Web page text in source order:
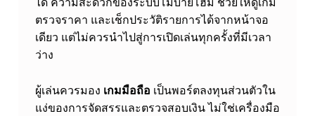
ได้ ความสะดวกของระบบโมบายโฮม ช่วยให้ดูเกม
ตรวจราคา และเช็กประวัติรายการได้จากหน้าจอ
เดียว แต่ไม่ควรนำไปสู่การเปิดเล่นทุกครั้งที่มีเวลา
ว่าง
ผู้เล่นควรมอง เกมมือถือ เป็นพอร์ตลงทุนส่วนตัวใน
แง่ของการจัดสรรและตรวจสอบเงิน ไม่ใช่เครื่องมือ